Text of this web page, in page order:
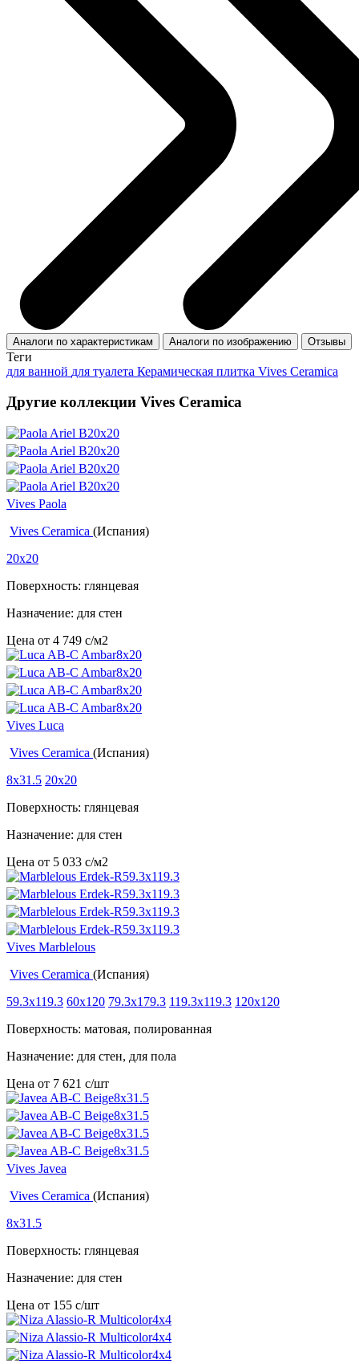
Аналоги по характеристикам Аналоги по изображению Отзывы
Теги
для ванной для туалета Керамическая плитка Vives Ceramica
Другие коллекции Vives Ceramica
Vives Paola
Vives Ceramica (Испания)
20x20
Поверхность: глянцевая
Назначение: для стен
Цена от 4 749 c/м2
Vives Luca
Vives Ceramica (Испания)
8x31.5 20x20
Поверхность: глянцевая
Назначение: для стен
Цена от 5 033 c/м2
Vives Marblelous
Vives Ceramica (Испания)
59.3x119.3 60x120 79.3x179.3 119.3x119.3 120x120
Поверхность: матовая, полированная
Назначение: для стен, для пола
Цена от 7 621 c/шт
Vives Javea
Vives Ceramica (Испания)
8x31.5
Поверхность: глянцевая
Назначение: для стен
Цена от 155 c/шт